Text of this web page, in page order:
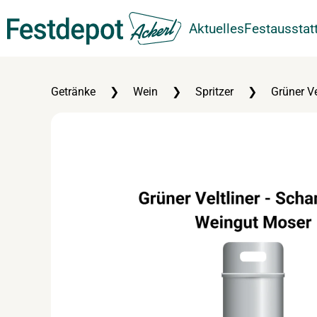
Zum Hauptinhalt springen Aktuelles
Getränke Wein Spritzer Grüner